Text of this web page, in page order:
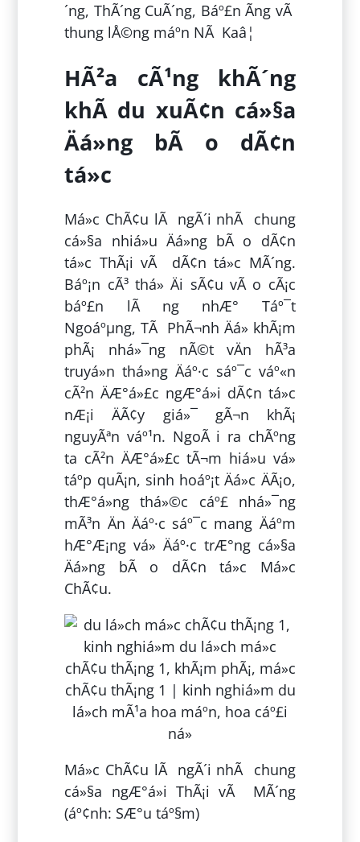
´ng, ThÃ´ng CuÃ´ng, Báº£n Ãng vÃ
thung lÅ©ng máº­n NÃ Kaâ¦
HÃ²a cÃ¹ng khÃ´ng
khÃ­ du xuÃ¢n cá»§a
Äá»ng bÃ o dÃ¢n
tá»c
Má»c ChÃ¢u lÃ ngÃ´i nhÃ chung
cá»§a nhiá»u Äá»ng bÃ o dÃ¢n
tá»c ThÃ¡i vÃ dÃ¢n tá»c MÃ´ng.
Báº¡n cÃ³ thá» Äi sÃ¢u vÃ o cÃ¡c
báº£n lÃ ng nhÆ° Táº¯t
Ngoáºµng, TÃ PhÃ¬nh Äá» khÃ¡m
phÃ¡ nhá»¯ng nÃ©t vÄn hÃ³a
truyá»n thá»ng Äáº·c sáº¯c váº«n
cÃ²n ÄÆ°á»£c ngÆ°á»i dÃ¢n tá»c
nÆ¡i ÄÃ¢y giá»¯ gÃ¬n khÃ¡
nguyÃªn váº¹n. NgoÃ i ra chÃºng
ta cÃ²n ÄÆ°á»£c tÃ¬m hiá»u vá»
táº­p quÃ¡n, sinh hoáº¡t Äá»c ÄÃ¡o,
thÆ°á»ng thá»©c cáº£ nhá»¯ng
mÃ³n Än Äáº·c sáº¯c mang Äáº­m
hÆ°Æ¡ng vá» Äáº·c trÆ°ng cá»§a
Äá»ng bÃ o dÃ¢n tá»c Má»c
ChÃ¢u.
Má»c ChÃ¢u lÃ ngÃ´i nhÃ chung
cá»§a ngÆ°á»i ThÃ¡i vÃ MÃ´ng
(áº¢nh: SÆ°u táº§m)